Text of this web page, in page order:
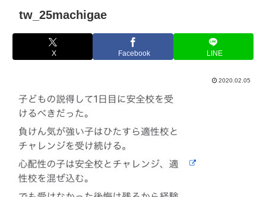
tw_25machigae
X Facebook LINE
2020.02.05